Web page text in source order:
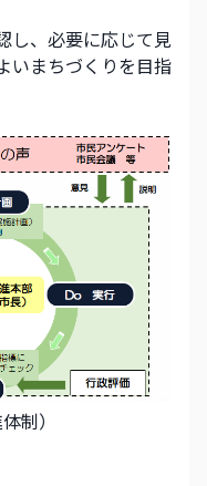
し、必要に応じて見
いまちづくりを目指
制）